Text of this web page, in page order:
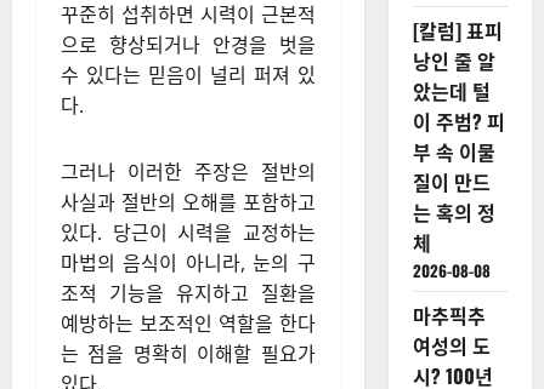
꾸준히 섭취하면 시력이 근본적
으로 향상되거나 안경을 벗을
수 있다는 믿음이 널리 퍼져 있
다.
그러나 이러한 주장은 절반의
사실과 절반의 오해를 포함하고
있다. 당근이 시력을 교정하는
마법의 음식이 아니라, 눈의 구
조적 기능을 유지하고 질환을
예방하는 보조적인 역할을 한다
는 점을 명확히 이해할 필요가
[칼럼] 표피
낭인 줄 알
았는데 털
이 주범? 피
부 속 이물
질이 만드
는 혹의 정
체
2026-08-08
마추픽추
여성의 도
시? 100년